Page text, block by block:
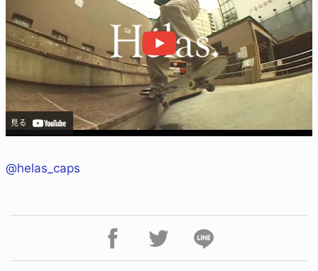
@helas_caps